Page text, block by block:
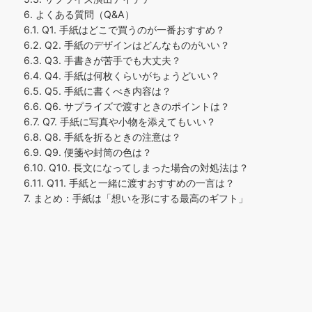
6. よくある質問（Q&A）
6.1. Q1. 手紙はどこで買うのが一番おすすめ？
6.2. Q2. 手紙のデザインはどんなものがいい？
6.3. Q3. 手書きが苦手でも大丈夫？
6.4. Q4. 手紙は何枚くらいがちょうどいい？
6.5. Q5. 手紙に書くべき内容は？
6.6. Q6. サプライズで渡すときのポイントは？
6.7. Q7. 手紙に写真や小物を添えてもいい？
6.8. Q8. 手紙を折るときの注意は？
6.9. Q9. 便箋や封筒の色は？
6.10. Q10. 長文になってしまった場合の対処法は？
6.11. Q11. 手紙と一緒に渡すおすすめの一言は？
7. まとめ：手紙は「想いを形にする最高のギフト」